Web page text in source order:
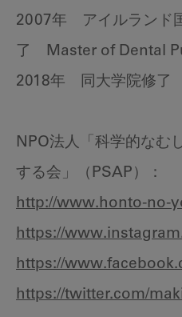
2007年 アイルランド
了 Master of Dental
2018年 同大学院修了
NPO法人「科学的なむ
する会」（PSAP）：
http://www.honto-no-
https://
https://
https://twitter.com/